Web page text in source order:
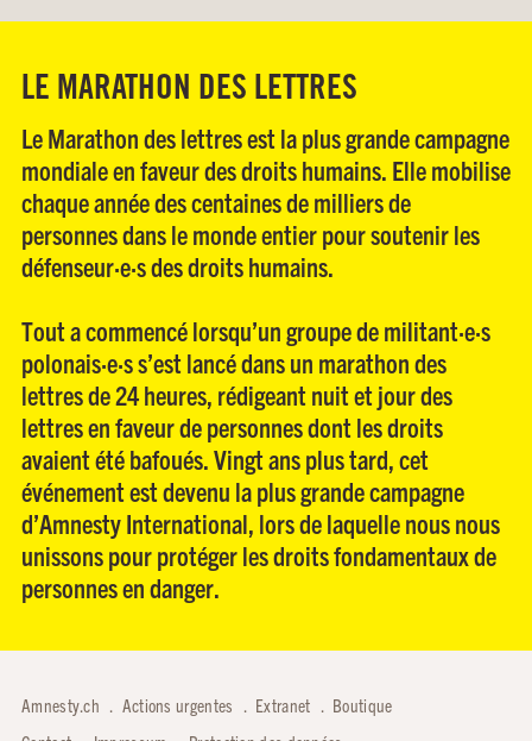
LE MARATHON DES LETTRES
Le Marathon des lettres est la plus grande campagne
mondiale en faveur des droits humains. Elle mobilise
chaque année des centaines de milliers de
personnes dans le monde entier pour soutenir les
défenseur·e·s des droits humains.
Tout a commencé lorsqu’un groupe de militant·e·s
polonais·e·s s’est lancé dans un marathon des
lettres de 24 heures, rédigeant nuit et jour des
lettres en faveur de personnes dont les droits
avaient été bafoués. Vingt ans plus tard, cet
événement est devenu la plus grande campagne
d’Amnesty International, lors de laquelle nous nous
unissons pour protéger les droits fondamentaux de
personnes en danger.
Amnesty.ch Actions urgentes Extranet
Boutique